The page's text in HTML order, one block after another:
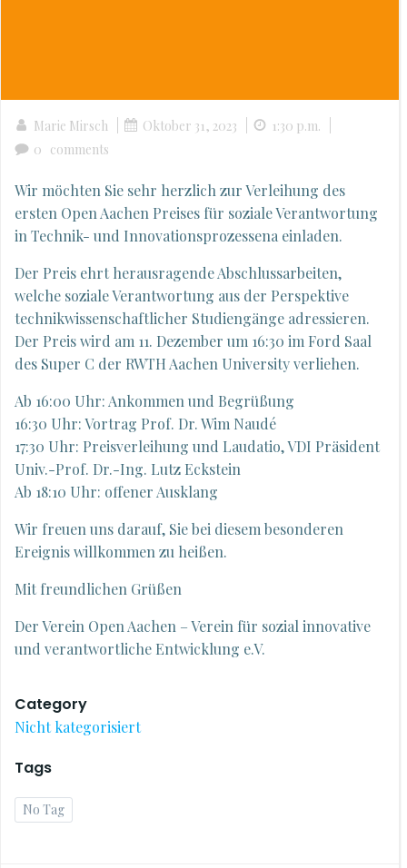
Marie Mirsch Oktober 31, 2023 1:30 p.m.
0 comments
Wir möchten Sie sehr herzlich zur Verleihung des
ersten Open Aachen Preises für soziale Verantwortung
in Technik- und Innovationsprozessena einladen.
Der Preis ehrt herausragende Abschlussarbeiten,
welche soziale Verantwortung aus der Perspektive
technikwissenschaftlicher Studiengänge adressieren.
Der Preis wird am 11. Dezember um 16:30 im Ford Saal
des Super C der RWTH Aachen University verliehen.
Ab 16:00 Uhr: Ankommen und Begrüßung
16:30 Uhr: Vortrag Prof. Dr. Wim Naudé
17:30 Uhr: Preisverleihung und Laudatio, VDI Präsident
Univ.-Prof. Dr.-Ing. Lutz Eckstein
Ab 18:10 Uhr: offener Ausklang
Wir freuen uns darauf, Sie bei diesem besonderen
Ereignis willkommen zu heißen.
Mit freundlichen Grüßen
Der Verein Open Aachen – Verein für sozial innovative
und verantwortliche Entwicklung e.V.
Category
Nicht kategorisiert
Tags
No Tag